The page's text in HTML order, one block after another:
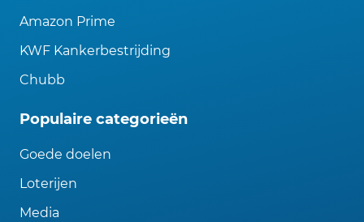
Amazon Prime
KWF Kankerbestrijding
Chubb
Populaire categorieën
Goede doelen
Loterijen
Media